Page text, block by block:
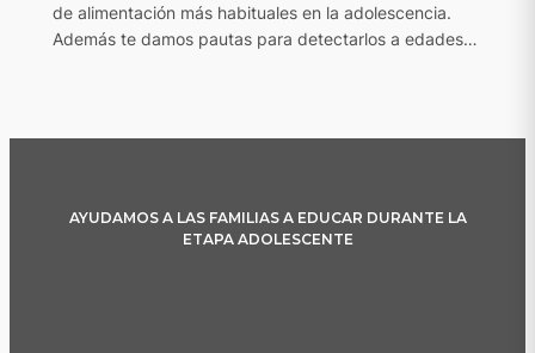
de alimentación más habituales en la adolescencia.
Además te damos pautas para detectarlos a edades…
AYUDAMOS A LAS FAMILIAS A EDUCAR DURANTE LA
ETAPA ADOLESCENTE